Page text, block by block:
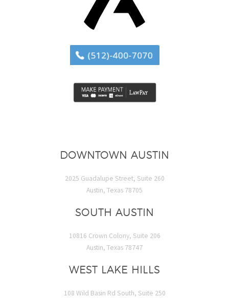
DOWNTOWN AUSTIN
2025 Guadalupe Street, Suite 260
Austin, Texas 78705
SOUTH AUSTIN
10816 Crown Colony, Suite 206
Austin, Texas 78747
WEST LAKE HILLS
108 Wild Basin Rd South, Suite 250